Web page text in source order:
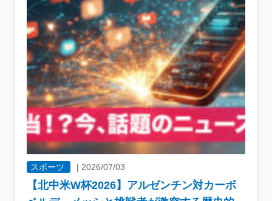
スポーツ | 2026/07/03
【北中米W杯2026】アルゼンチン対カーボ